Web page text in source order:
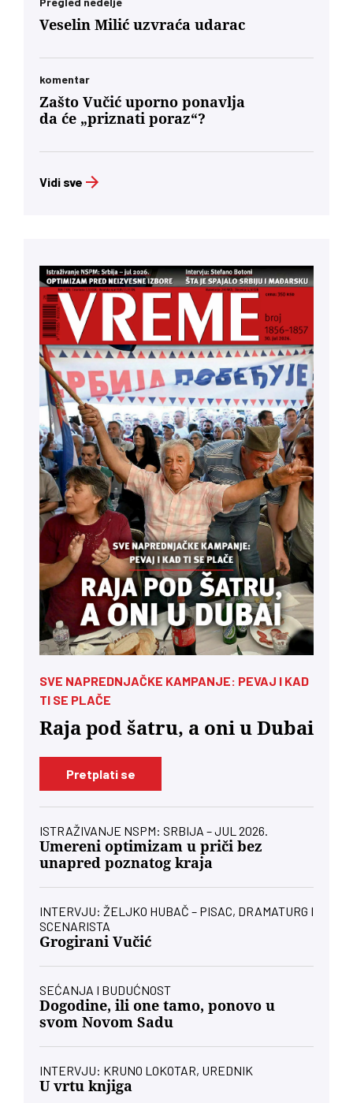
Veselin Milić uzvraća udarac
komentar
Zašto Vučić uporno ponavlja
da će „priznati poraz“?
Vidi sve
SVE NAPREDNJAČKE KAMPANJE: PEVAJ I KAD
TI SE PLAČE
Raja pod šatru, a oni u Dubai
Pretplati se
ISTRAŽIVANJE NSPM: SRBIJA – JUL 2026.
Umereni optimizam u priči bez
unapred poznatog kraja
INTERVJU: ŽELJKO HUBAČ – PISAC, DRAMATURG I
SCENARISTA
Grogirani Vučić
SEĆANJA I BUDUĆNOST
Dogodine, ili one tamo, ponovo u
svom Novom Sadu
INTERVJU: KRUNO LOKOTAR, UREDNIK
U vrtu knjiga